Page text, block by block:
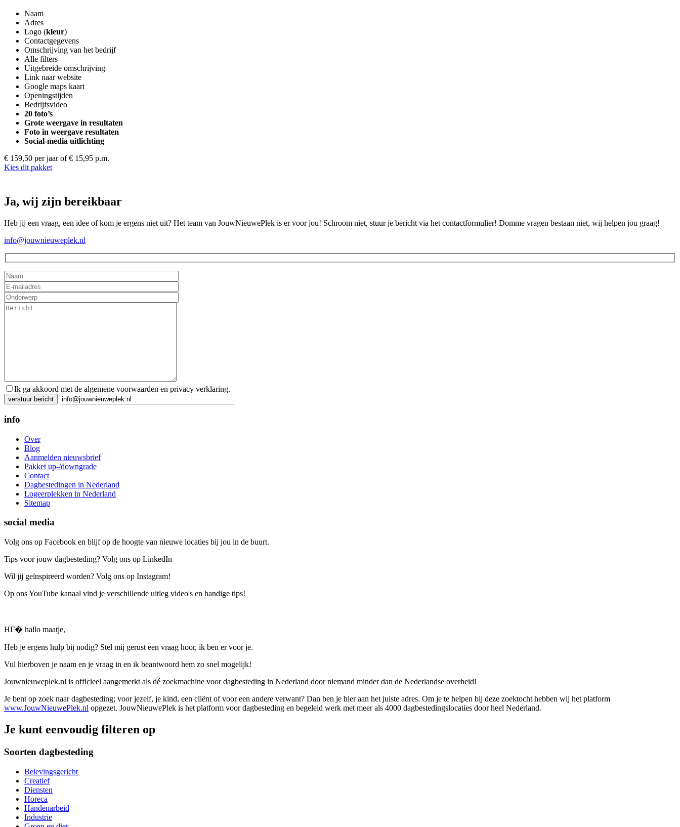
Naam
Adres
Logo (kleur)
Contactgegevens
Omschrijving van het bedrijf
Alle filters
Uitgebreide omschrijving
Link naar website
Google maps kaart
Openingstijden
Bedrijfsvideo
20 foto’s
Grote weergave in resultaten
Foto in weergave resultaten
Social-media uitlichting
€ 159,50 per jaar of € 15,95 p.m.
Kies dit pakket
Ja, wij zijn bereikbaar
Heb jij een vraag, een idee of kom je ergens niet uit? Het team van JouwNieuwePlek is er voor jou! Schroom niet, stuur je bericht via het contactformulier! Domme vragen bestaan niet, wij helpen jou graag!
info@jouwnieuweplek.nl
Ik ga akkoord met de algemene voorwaarden en privacy verklaring.
Gelieve dit veld leeg te laten.
info
Over
Blog
Aanmelden nieuwsbrief
Pakket up-/downgrade
Contact
Dagbestedingen in Nederland
Logeerplekken in Nederland
Sitemap
social media
Volg ons op Facebook en blijf op de hoogte van nieuwe locaties bij jou in de buurt.
Tips voor jouw dagbesteding? Volg ons op LinkedIn
Wil jij geïnspireerd worden? Volg ons op Instagram!
Op ons YouTube kanaal vind je verschillende uitleg video's en handige tips!
HГ� hallo maatje,
Heb je ergens hulp bij nodig? Stel mij gerust een vraag hoor, ik ben er voor je.
Vul hierboven je naam en je vraag in en ik beantwoord hem zo snel mogelijk!
Jouwnieuweplek.nl is officieel aangemerkt als dé zoekmachine voor dagbesteding in Nederland door niemand minder dan de Nederlandse overheid!
Je bent op zoek naar dagbesteding; voor jezelf, je kind, een cliënt of voor een andere verwant? Dan ben je hier aan het juiste adres. Om je te helpen bij deze zoektocht hebben wij het platform
www.JouwNieuwePlek.nl opgezet. JouwNieuwePlek is het platform voor dagbesteding en begeleid werk met meer als 4000 dagbestedingslocaties door heel Nederland.
Je kunt eenvoudig filteren op
Soorten dagbesteding
Belevingsgericht
Creatief
Diensten
Horeca
Handenarbeid
Industrie